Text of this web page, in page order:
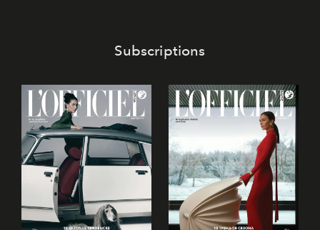
Subscriptions